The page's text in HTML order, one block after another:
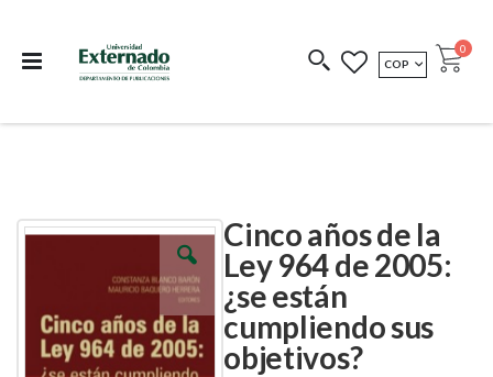
COEDICIONES REDIMIR CÓDIGO
MONEDA
COP Cart
0
Cinco años de la
Ley 964 de 2005:
¿se están
cumpliendo sus
objetivos?
Skip
images
gallery
Skip
images
gallery